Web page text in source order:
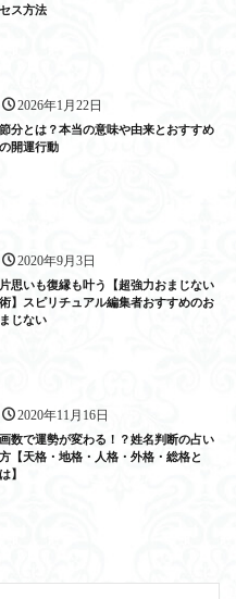
セス方法
2026年1月22日
節分とは？本当の意味や由来とおすすめ
の開運行動
2020年9月3日
片思いも復縁も叶う【超強力おまじない
術】スピリチュアル編集者おすすめのお
まじない
2020年11月16日
画数で運勢が変わる！？姓名判断の占い
方【天格・地格・人格・外格・総格と
は】